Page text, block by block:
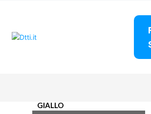
GIALLO